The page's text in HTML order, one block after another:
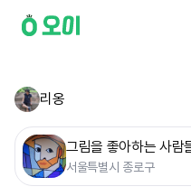
리옹
그림을 좋아하는 사람
서울특별시 종로구